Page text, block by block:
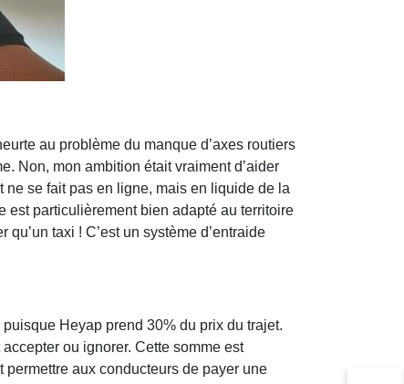
au problème du manque d’axes routiers
Non, mon ambition était vraiment d’aider
se fait pas en ligne, mais en liquide de la
est particulièrement bien adapté au territoire
taxi ! C’est un système d’entraide
Heyap prend 30% du prix du trajet.
ou ignorer. Cette somme est
permettre aux conducteurs de payer une